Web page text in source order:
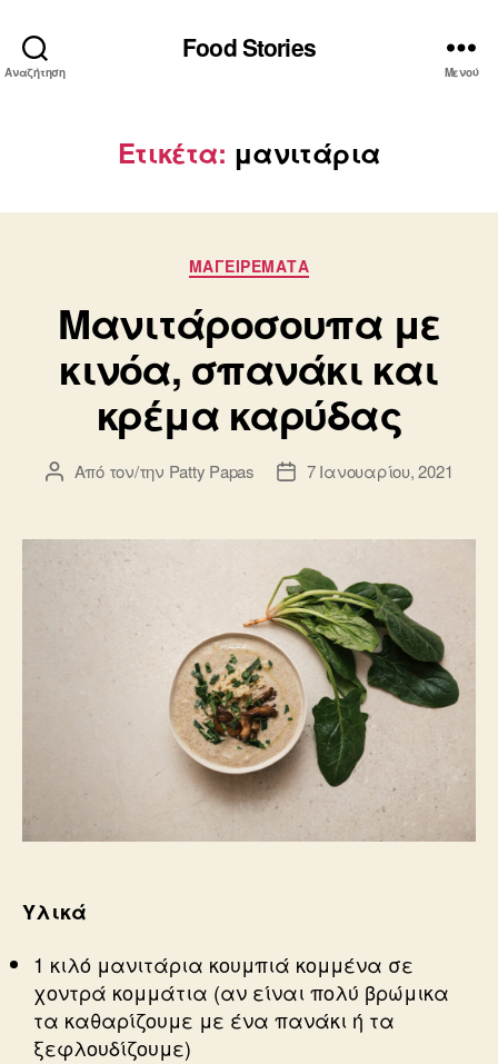
Αναζήτηση
Food Stories
Μενού
Ετικέτα: μανιτάρια
Κατηγορίες
ΜΑΓΕΙΡΕΜΑΤΑ
Μανιτάροσουπα με
κινόα, σπανάκι και
κρέμα καρύδας
Συντάκτης
Από τον/την Patty Papas
Ημ.7 Ιανουαρίου, 2021
Υλικά
1 κιλό μανιτάρια κουμπιά κομμένα σε
χοντρά κομμάτια (αν είναι πολύ βρώμικα
τα καθαρίζουμε με ένα πανάκι ή τα
ξεφλουδίζουμε)